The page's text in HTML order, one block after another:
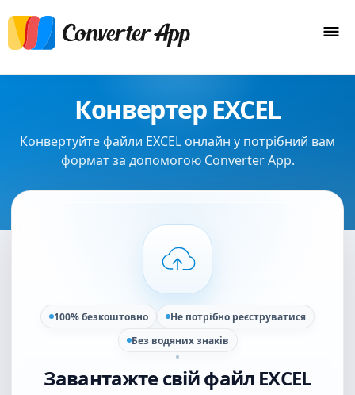
Конвертер EXCEL
Конвертуйте файли EXCEL онлайн у потрібний вам
формат за допомогою Converter App.
100% безкоштовно
Не потрібно реєструватися
Без водяних знаків
Завантажте свій файл EXCEL